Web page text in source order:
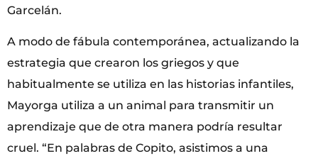
Garcelán.
A modo de fábula contemporánea, actualizando la
estrategia que crearon los griegos y que
habitualmente se utiliza en las historias infantiles,
Mayorga utiliza a un animal para transmitir un
aprendizaje que de otra manera podría resultar
cruel. “En palabras de Copito, asistimos a una